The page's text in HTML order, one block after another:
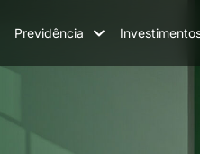
Previdência